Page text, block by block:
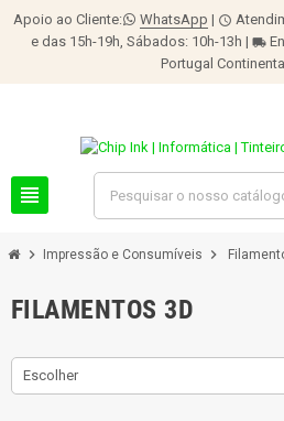
Apoio ao Cliente: WhatsApp | schedule
e das 15h-19h, Sábados: 10h-13h | local_shipping
Portugal
view_headline
chevron_right Impressão e Consumíveis chevron_right
FILAMENTOS 3D
Escolher